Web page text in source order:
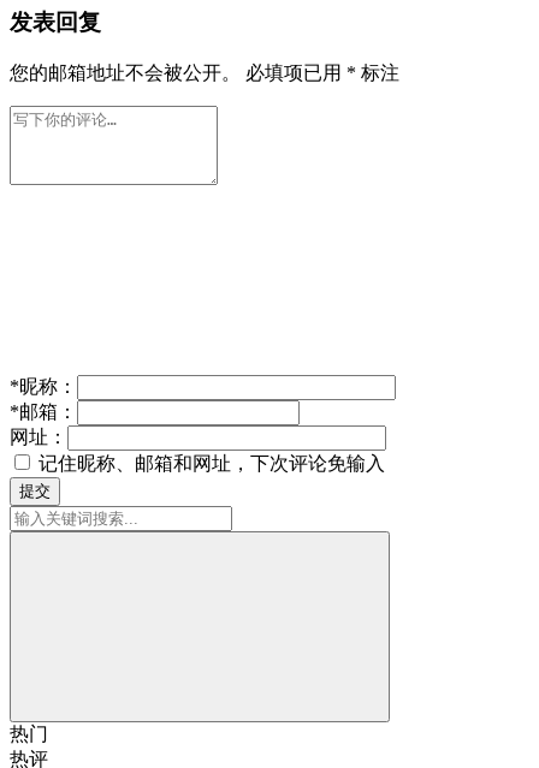
发表回复
您的邮箱地址不会被公开。 必填项已用 * 标注
*昵称：
*邮箱：
网址：
记住昵称、邮箱和网址，下次评论免输入
提交
热门
热评